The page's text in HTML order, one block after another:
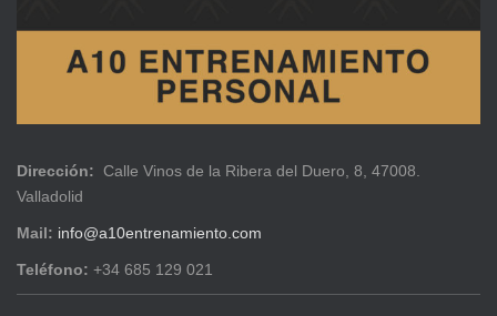
Dirección: Calle Vinos de la Ribera del Duero, 8, 47008.
Valladolid
Mail: info@a10entrenamiento.com
Teléfono: +34 685 129 021